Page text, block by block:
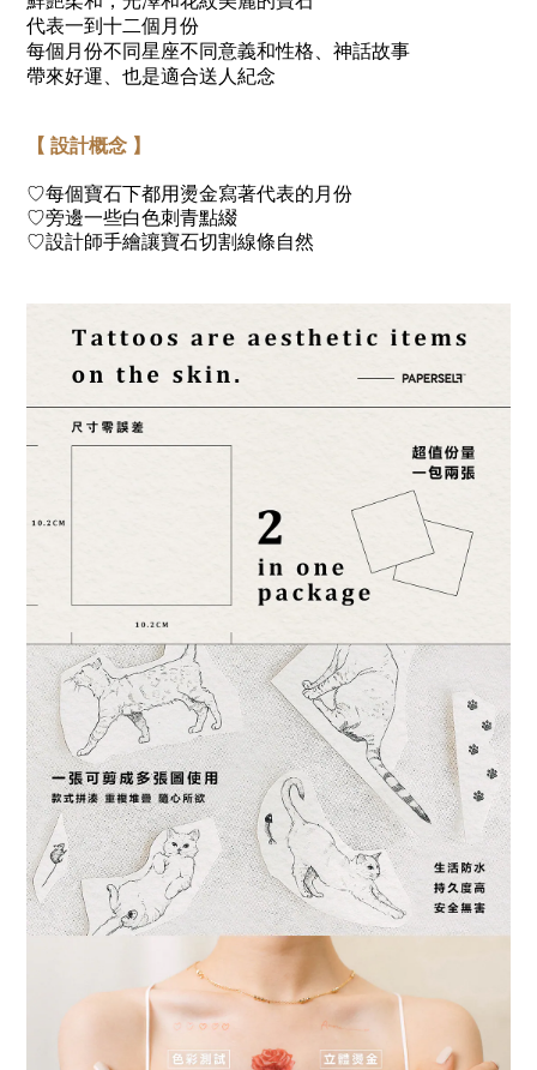
代表一到十二個月份
每個月份不同星座不同意義和性格、神話故事
帶來好運、也是適合送人紀念
【 設計概念 】
♡每個寶石下都用燙金寫著代表的月份
♡旁邊一些白色刺青點綴
♡設計師手繪讓寶石切割線條自然